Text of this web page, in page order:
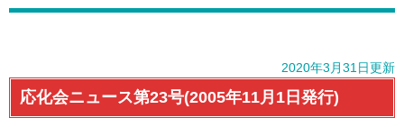
2020年3月31日更新
応化会ニュース第23号(2005年11月1日発行)